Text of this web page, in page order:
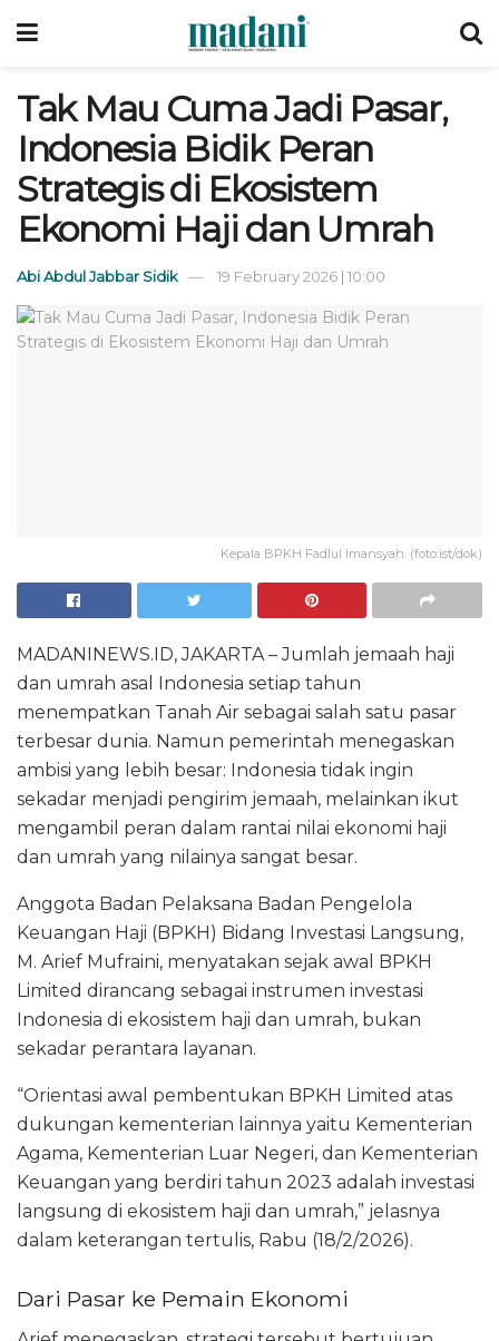
Tak Mau Cuma Jadi Pasar,
Indonesia Bidik Peran
Strategis di Ekosistem
Ekonomi Haji dan Umrah
Abi Abdul Jabbar Sidik 19 February 2026 | 10:00
Kepala BPKH Fadlul Imansyah. (foto:ist/dok)
MADANINEWS.ID, JAKARTA – Jumlah jemaah haji
dan umrah asal Indonesia setiap tahun
menempatkan Tanah Air sebagai salah satu pasar
terbesar dunia. Namun pemerintah menegaskan
ambisi yang lebih besar: Indonesia tidak ingin
sekadar menjadi pengirim jemaah, melainkan ikut
mengambil peran dalam rantai nilai ekonomi haji
dan umrah yang nilainya sangat besar.
Anggota Badan Pelaksana Badan Pengelola
Keuangan Haji (BPKH) Bidang Investasi Langsung,
M. Arief Mufraini, menyatakan sejak awal BPKH
Limited dirancang sebagai instrumen investasi
Indonesia di ekosistem haji dan umrah, bukan
sekadar perantara layanan.
“Orientasi awal pembentukan BPKH Limited atas
dukungan kementerian lainnya yaitu Kementerian
Agama, Kementerian Luar Negeri, dan Kementerian
Keuangan yang berdiri tahun 2023 adalah investasi
langsung di ekosistem haji dan umrah,” jelasnya
dalam keterangan tertulis, Rabu (18/2/2026).
Dari Pasar ke Pemain Ekonomi